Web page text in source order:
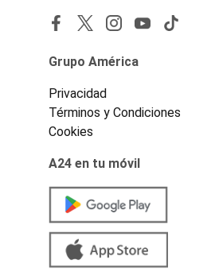
Grupo América
Privacidad
Términos y Condiciones
Cookies
A24 en tu móvil